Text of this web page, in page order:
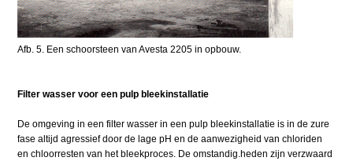
Afb. 5. Een schoorsteen van Avesta 2205 in opbouw.
Filter wasser voor een pulp bleekinstallatie
De omgeving in een filter wasser in een pulp bleekinstallatie is in de zure
fase altijd agressief door de lage pH en de aanwezigheid van chloriden
en chloorresten van het bleekproces. De omstandig.heden zijn verzwaard